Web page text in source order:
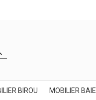
BIROU MOBILIER BAIE